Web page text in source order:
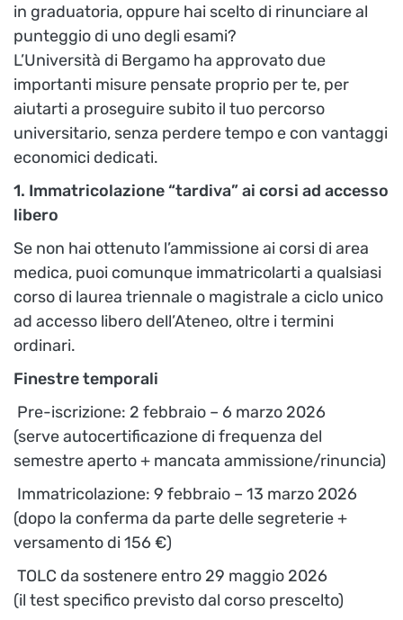
in graduatoria, oppure hai scelto di rinunciare al
punteggio di uno degli esami?
L’Università di Bergamo ha approvato due
importanti misure pensate proprio per te, per
aiutarti a proseguire subito il tuo percorso
universitario, senza perdere tempo e con vantaggi
economici dedicati.
1. Immatricolazione “tardiva” ai corsi ad accesso
libero
Se non hai ottenuto l’ammissione ai corsi di area
medica, puoi comunque immatricolarti a qualsiasi
corso di laurea triennale o magistrale a ciclo unico
ad accesso libero dell’Ateneo, oltre i termini
ordinari.
Finestre temporali
Pre-iscrizione: 2 febbraio – 6 marzo 2026
(serve autocertificazione di frequenza del
semestre aperto + mancata ammissione/rinuncia)
Immatricolazione: 9 febbraio – 13 marzo 2026
(dopo la conferma da parte delle segreterie +
versamento di 156 €)
TOLC da sostenere entro 29 maggio 2026
(il test specifico previsto dal corso prescelto)